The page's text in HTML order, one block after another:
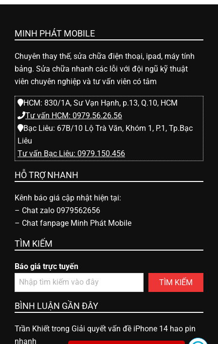
i
ệ
n
t
h
o
ạ
i
d
i
đ
MINH PHÁT MOBILE
Chuyên thay thế, sửa chữa điện thoại, ipad, máy tính
bảng. Sửa chữa nhanh các lỗi với đội ngũ kỹ thuật
viên chuyên nghiệp và tư vấn viên có tâm
HCM: 830/1A, Sư Vạn Hạnh, p.13, Q.10, HCM
Tư vấn HCM: 0979.56.26.56
Bạc Liêu: 67B/10 Lộ Trà Văn, Khóm 1, P.1, Tp.Bạc
Liêu
Tư vấn Bạc Liêu: 0979.150.456
HỖ TRỢ NHANH
Kênh báo giá cập nhật hiện tại:
– Chat zalo 0979562656
– Chat fanpage Minh Phát Mobile
TÌM KIẾM
Báo giá trực tuyến
TÌM KIẾM
BÌNH LUẬN GẦN ĐÂY
Trần Khiết trong Giải quyết vấn đề iPhone 14 hao pin
nhanh